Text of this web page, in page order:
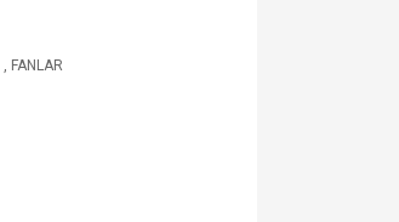
, FANLAR